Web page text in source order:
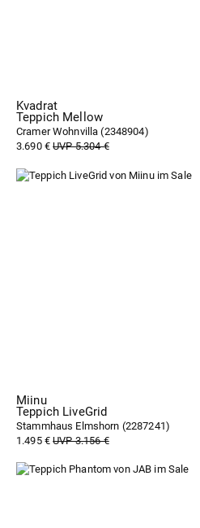
Kvadrat
Teppich Mellow
Cramer Wohnvilla (2348904)
3.690 €UVP 5.304 €
Miinu
Teppich LiveGrid
Stammhaus Elmshorn (2287241)
1.495 €UVP 3.156 €